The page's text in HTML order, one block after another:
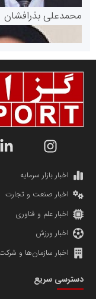
پایگاه خبری گفتمان
دانشگاه سئوی ایران
سازمان
تامین آهن اسفنجی
محمدعلی بذرافشان
مریم حاج نوروز نظری
اخبار بازار سرمایه
اخبار صنعت و تجارت
اخبار علم و فناوری
اخبار ورزش
اخبار سازمان‌ها و
دسترسی سریع